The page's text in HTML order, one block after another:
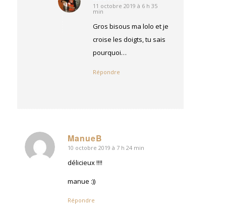
dit
11 octobre 2019 à 6 h 35
min
Gros bisous ma lolo et je
croise les doigts, tu sais
pourquoi…
Répondre
ManueB
dit
:
10 octobre 2019 à 7 h 24 min
délicieux !!!!
manue :))
Répondre